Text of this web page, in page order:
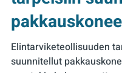
tarpeisiin